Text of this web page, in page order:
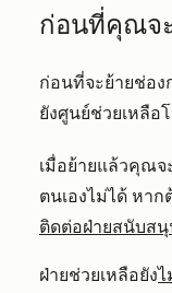
ก่อนที่คุณจ
ก่อนที่จะย้ายช่อ
ยังศูนย์ช่วยเหลือ
เมื่อย้ายแล้วคุณจ
ตนเองไม่ได้ หา
ติดต่อฝ่ายสนับส
ฝ่ายช่วยเหลือยังไ